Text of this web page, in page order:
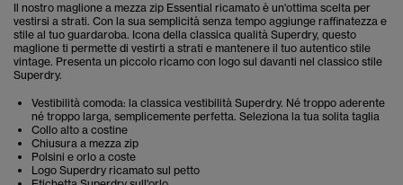
Il nostro maglione a mezza zip Essential ricamato è un'ottima scelta per
vestirsi a strati. Con la sua semplicità senza tempo aggiunge raffinatezza e
stile al tuo guardaroba. Icona della classica qualità Superdry, questo
maglione ti permette di vestirti a strati e mantenere il tuo autentico stile
vintage. Presenta un piccolo ricamo con logo sul davanti nel classico stile
Superdry.
Vestibilità comoda: la classica vestibilità Superdry. Né troppo aderente
né troppo larga, semplicemente perfetta. Seleziona la tua solita taglia
Collo alto a costine
Chiusura a mezza zip
Polsini e orlo a coste
Logo Superdry ricamato sul petto